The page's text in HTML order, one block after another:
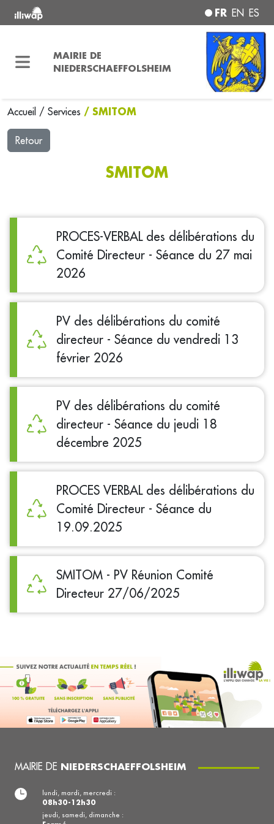
FR EN ES
MAIRIE DE
NIEDERSCHAEFFOLSHEIM
Accueil / Services / SMITOM
Retour
SMITOM
PROCES-VERBAL des délibérations du
Comité Directeur - Séance du 27 mai
2026
PV des délibérations du comité
directeur - Séance du vendredi 13
février 2026
PV des délibérations du comité
directeur - Séance du jeudi 18
décembre 2025
PROCES VERBAL des délibérations du
Comité Directeur - Séance du
19.09.2025
SMITOM - PV Réunion Comité
Directeur 27/06/2025
MAIRIE DE NIEDERSCHAEFFOLSHEIM
lundi, mardi, mercredi :
08h30-12h30
jeudi, samedi, dimanche :